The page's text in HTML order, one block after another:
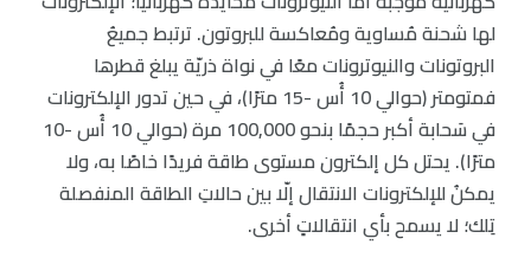
لها شحنة مُساوية ومُعاكسة للبروتون. ترتبط جميعُ
البروتونات والنيوترونات معًا في نواة ذريّة يبلغ قطرها
فمتومتر (حوالي 10 أُس -15 مترًا)، في حين تدور الإلكترونات
في سَحابة أكبر حجمًا بنحو 100,000 مرة (حوالي 10 أُس -10
مترًا). يحتل كل إلكترون مستوى طاقة فريدًا خاصًا به، ولا
يمكنُ للإلكترونات الانتقال إلّا بين حالاتِ الطاقة المنفصلة
تِلك؛ لا يسمح بأي انتقالاتٍ أخرى.